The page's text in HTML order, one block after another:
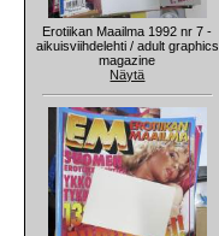
Erotiikan Maailma 1992 nr 7 -
aikuisviihdelehti / adult graphics
magazine
Näytä